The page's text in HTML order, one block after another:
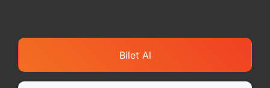
Bilet Al